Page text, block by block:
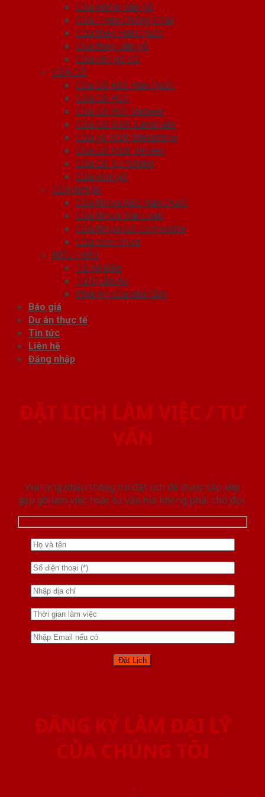
Cửa nhôm vân gỗ
Cửa Thép Chống Cháy
Cửa thép Hàn Quốc
Cửa thép vân gỗ
Cửa vân gỗ 5D
CỬA GỖ
Cửa Gỗ ABS Hàn Quốc
Cửa Gỗ HDF
Cửa Gỗ HDF Veneer
Cửa Gỗ MDF Laminate
Cửa gỗ MDF Melamine
Cửa Gỗ MDF Veneer
Cửa Gỗ Tự Nhiên
Cửa vòm gỗ
CỬA NHỰA
Cửa Nhựa ABS Hàn Quốc
Cửa Nhựa Đài Loan
Cửa Nhựa Gỗ Composite
Cửa vòm nhựa
NỘI THẤT
Tủ Kệ Bếp
Tủ Quần Áo
Phụ kiện cửa nhà tắm
Báo giá
Dự án thực tế
Tin tức
Liên hệ
Đăng nhập
ĐẶT LỊCH LÀM VIỆC / TƯ
VẤN
Vui lòng nhập thông tin đặt lịch để được sắp xếp
gặp gỡ làm việc hoăc tư vấn mà không phải chờ đợi.
ĐĂNG KÝ LÀM ĐẠI LÝ
CỦA CHÚNG TÔI